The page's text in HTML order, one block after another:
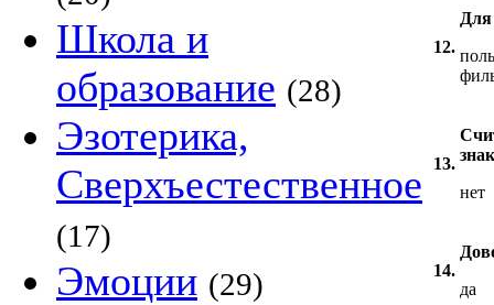
Школа и
образование (28)
Эзотерика,
Сверхъестественное
(17)
Эмоции (29)
12.
Для
13.
нет
14.
да